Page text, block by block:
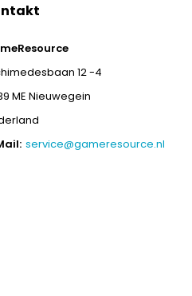
12 -4
ME Nieuwegein
service@gameresource.nl